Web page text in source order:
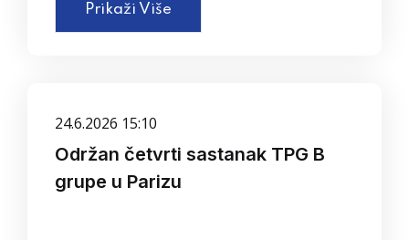
Prikaži Više
24.6.2026 15:10
Održan četvrti sastanak TPG B
grupe u Parizu